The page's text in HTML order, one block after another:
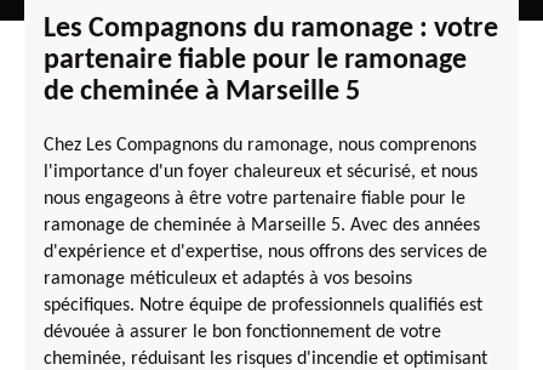
Les Compagnons du ramonage : votre
partenaire fiable pour le ramonage
de cheminée à Marseille 5
Chez Les Compagnons du ramonage, nous comprenons
l'importance d'un foyer chaleureux et sécurisé, et nous
nous engageons à être votre partenaire fiable pour le
ramonage de cheminée à Marseille 5. Avec des années
d'expérience et d'expertise, nous offrons des services de
ramonage méticuleux et adaptés à vos besoins
spécifiques. Notre équipe de professionnels qualifiés est
dévouée à assurer le bon fonctionnement de votre
cheminée, réduisant les risques d'incendie et optimisant